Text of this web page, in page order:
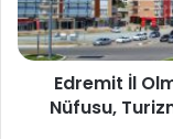
Edremit İl
Nüfusu,